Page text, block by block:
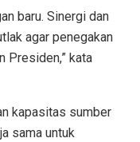
baru. Sinergi dan
agar penegakan
Presiden,” kata
kapasitas sumber
sama untuk